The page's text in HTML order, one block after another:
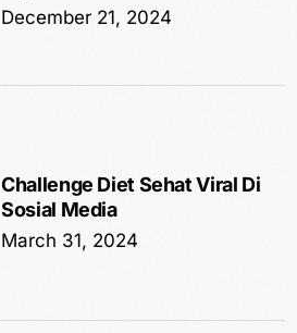
December 21, 2024
Challenge Diet Sehat Viral Di
Sosial Media
March 31, 2024